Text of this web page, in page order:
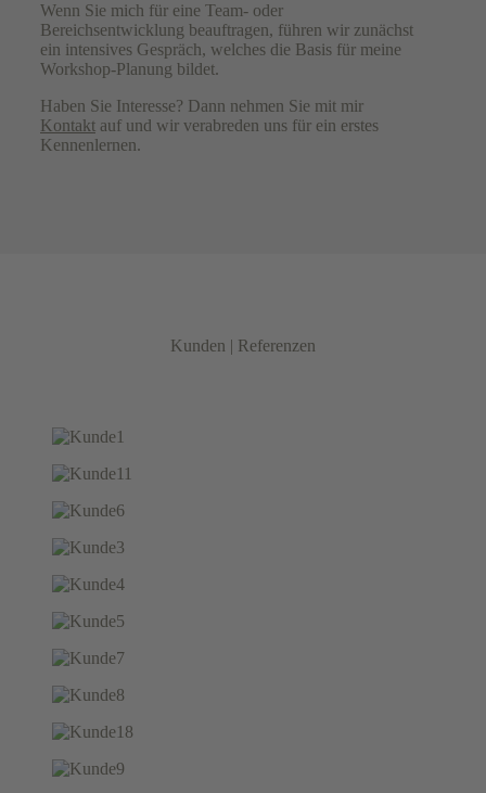
Wenn Sie mich für eine Team- oder
Bereichsentwicklung beauftragen, führen wir zunächst
ein intensives Gespräch, welches die Basis für meine
Workshop-Planung bildet.
Haben Sie Interesse? Dann nehmen Sie mit mir
Kontakt auf und wir verabreden uns für ein erstes
Kennenlernen.
Kunden | Referenzen